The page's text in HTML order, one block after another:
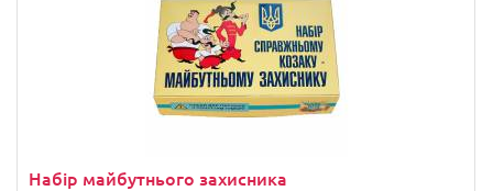
Набір майбутнього захисника